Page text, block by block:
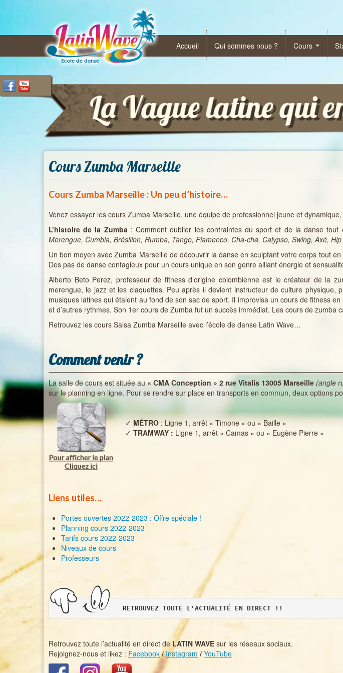
Accueil Qui sommes nous ? Cours
Cours Zumba Marseille
Cours Zumba Marseille : Un peu d’histoire…
Venez essayer les cours Zumba Marseille, une équipe de professionnel jeune et
L’histoire de la Zumba: Comment oublier les contraintes du sport et de la danse tout
Merengue, Cumbia, Brésilien, Rumba, Tango, Flamenco, Cha-cha, Calypso, Swing, Axé,
Un bon moyen avec Zumba Marseille de découvrir la danse en sculptant votre corps tout
Des pas de danse contagieux pour un cours unique en son genre alliant énergie et
Alberto Beto Perez, professeur de fitness d’origine colombienne est le créateur de la
merengue, le jazz et les claquettes. Peu après il devient instructeur de culture
musiques latines qui étaient au fond de son sac de sport. Il improvisa un cours de fitness
et d’autres rythmes. Son 1er cours de Zumba fut un succès immédiat. Les cours de
Retrouvez les cours Salsa Zumba Marseille avec l’école de danse Latin Wave…
Comment venir ?
La salle de cours est située au « CMA Conception » 2 rue Vitalis 13005 Marseille (angle
sur le planning en ligne. Pour se rendre sur place en transports en commun, deux options
✓ MÉTRO : Ligne 1, arrêt « Timone » ou « Baille »
✓ TRAMWAY : Ligne 1, arrêt « Camas » ou « Eugène Pierre »
Liens utiles…
Portes ouvertes 2022-2023 : Offre spéciale !
Planning cours 2022-2023
Tarifs cours 2022-2023
Niveaux de cours
Professeurs
RETROUVEZ TOUTE L'ACTUALITÉ EN DIRECT !!
Retrouvez toute l’actualité en direct deLATIN WAVE sur les réseaux sociaux.
Rejoignez-nous et likez : Facebook/Instagram / YouTube